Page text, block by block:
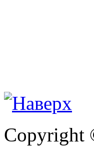
Copyright